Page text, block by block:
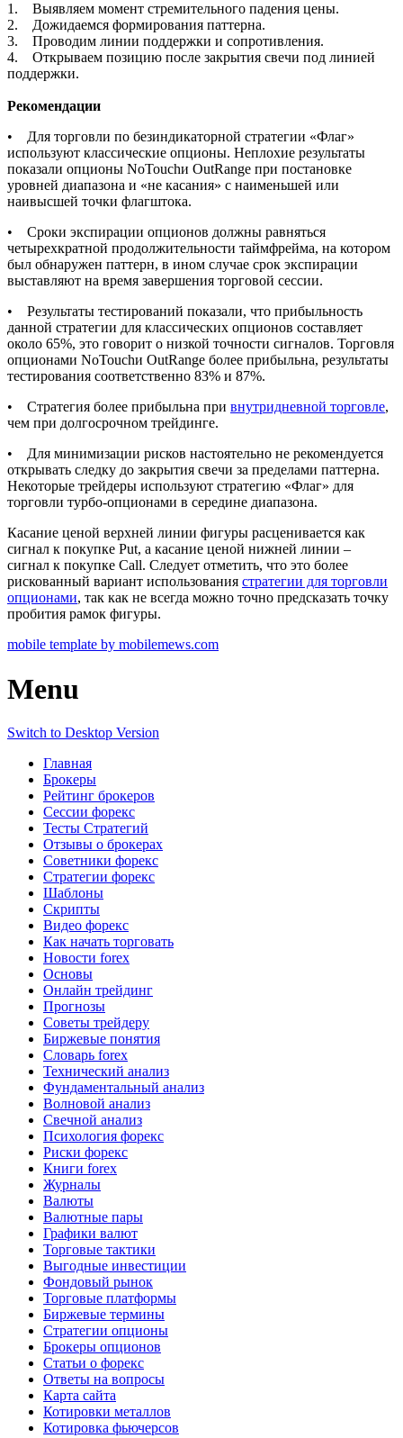
1. Выявляем момент стремительного падения цены.
2. Дожидаемся формирования паттерна.
3. Проводим линии поддержки и сопротивления.
4. Открываем позицию после закрытия свечи под линией
поддержки.
Рекомендации
• Для торговли по безиндикаторной стратегии «Флаг»
используют классические опционы. Неплохие результаты
показали опционы NoTouchи OutRangе при постановке
уровней диапазона и «не касания» с наименьшей или
наивысшей точки флагштока.
• Сроки экспирации опционов должны равняться
четырехкратной продолжительности таймфрейма, на котором
был обнаружен паттерн, в ином случае срок экспирации
выставляют на время завершения торговой сессии.
• Результаты тестирований показали, что прибыльность
данной стратегии для классических опционов составляет
около 65%, это говорит о низкой точности сигналов. Торговля
опционами NoTouchи OutRangе более прибыльна, результаты
тестирования соответственно 83% и 87%.
• Стратегия более прибыльна при внутридневной торговле,
чем при долгосрочном трейдинге.
• Для минимизации рисков настоятельно не рекомендуется
открывать следку до закрытия свечи за пределами паттерна.
Некоторые трейдеры используют стратегию «Флаг» для
торговли турбо-опционами в середине диапазона.
Касание ценой верхней линии фигуры расценивается как
сигнал к покупке Put, а касание ценой нижней линии –
сигнал к покупке Call. Следует отметить, что это более
рискованный вариант использования стратегии для торговли
опционами, так как не всегда можно точно предсказать точку
пробития рамок фигуры.
mobile template by mobilemews.com
Menu
Switch to Desktop Version
Главная
Брокеры
Рейтинг брокеров
Сессии форекс
Тесты Стратегий
Отзывы о брокерах
Советники форекс
Стратегии форекс
Шаблоны
Скрипты
Видео форекс
Как начать торговать
Новости forex
Основы
Онлайн трейдинг
Прогнозы
Советы трейдеру
Биржевые понятия
Словарь forex
Технический анализ
Фундаментальный анализ
Волновой анализ
Свечной анализ
Психология форекс
Риски форекс
Книги forex
Журналы
Валюты
Валютные пары
Графики валют
Торговые тактики
Выгодные инвестиции
Фондовый рынок
Торговые платформы
Биржевые термины
Стратегии опционы
Брокеры опционов
Статьи о форекс
Ответы на вопросы
Карта сайта
Котировки металлов
Котировка фьючерсов